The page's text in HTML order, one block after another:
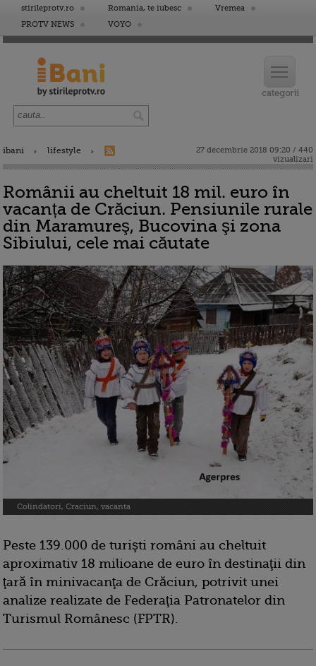
stirileprotv.ro Romania, te iubesc
Vremea
PROTV NEWS
VOYO
ibani lifestyle
27 decembrie 2018 09:20 / 440
vizualizari
Românii au cheltuit 18 mil. euro în
vacanța de Crăciun. Pensiunile rurale
din Maramureş, Bucovina şi zona
Sibiului, cele mai căutate
Colindatori, Craciun, vacanta
Peste 139.000 de turişti români au cheltuit
aproximativ 18 milioane de euro în destinaţii din
ţară în minivacanţa de Crăciun, potrivit unei
analize realizate de Federaţia Patronatelor din
Turismul Românesc (FPTR).